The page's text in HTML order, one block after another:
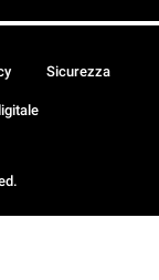
Sicurezza